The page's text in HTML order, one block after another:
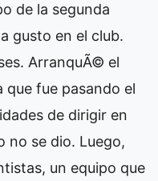
de la segunda
gusto en el club.
ArranquÃ© el
que fue pasando el
de dirigir en
no se dio. Luego,
un equipo que